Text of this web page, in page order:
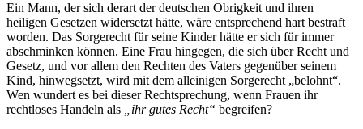
Ein Mann, der sich derart der deutschen Obrigkeit und ihren
heiligen Gesetzen widersetzt hätte, wäre entsprechend hart bestraft
worden. Das Sorgerecht für seine Kinder hätte er sich für immer
abschminken können. Eine Frau hingegen, die sich über Recht und
Gesetz, und vor allem den Rechten des Vaters gegenüber seinem
Kind, hinwegsetzt, wird mit dem alleinigen Sorgerecht „belohnt“.
Wen wundert es bei dieser Recht­sprechung, wenn Frauen ihr
rechtloses Handeln als
„ihr gutes Recht“ begreifen?